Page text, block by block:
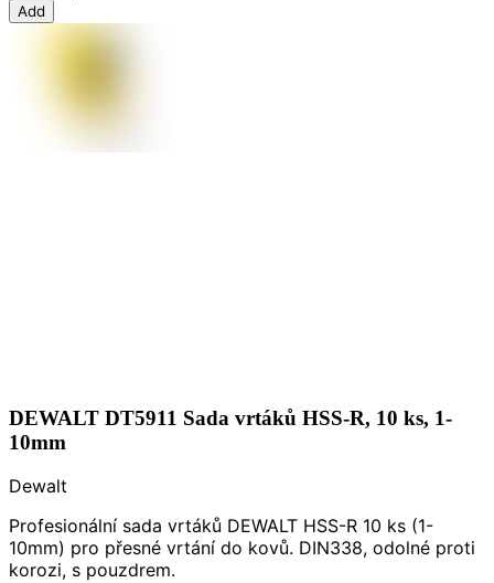
Add
DEWALT DT5911 Sada vrtáků HSS-R, 10 ks, 1-
10mm
Dewalt
Profesionální sada vrtáků DEWALT HSS-R 10 ks (1-
10mm) pro přesné vrtání do kovů. DIN338, odolné proti
korozi, s pouzdrem.